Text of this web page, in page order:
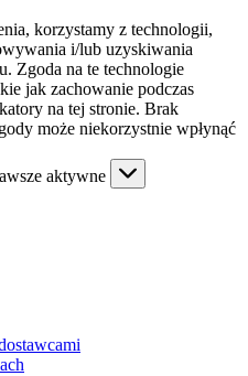
korzystamy z technologii,
i/lub uzyskiwania
Zgoda na te technologie
jak zachowanie podczas
na tej stronie. Brak
może niekorzystnie wpłynąć
aktywne